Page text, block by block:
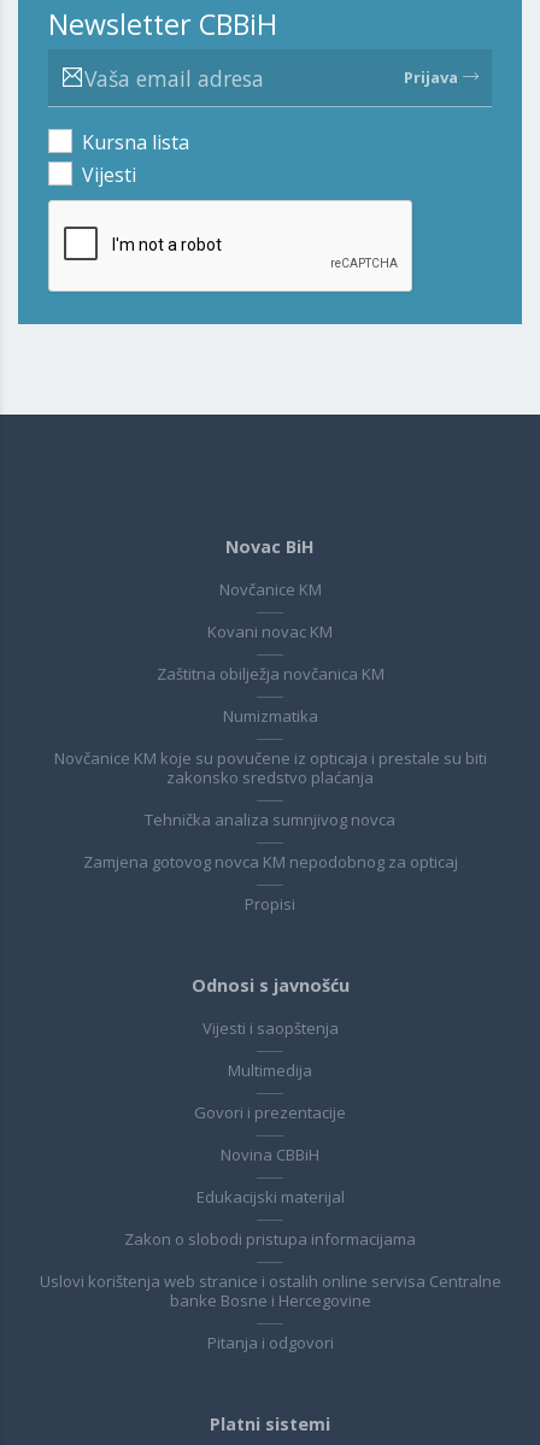
Newsletter CBBiH
Prijava
Kursna lista
Vijesti
Novac BiH
Novčanice KM
Kovani novac KM
Zaštitna obilježja novčanica KM
Numizmatika
Novčanice KM koje su povučene iz opticaja i prestale su biti
zakonsko sredstvo plaćanja
Tehnička analiza sumnjivog novca
Zamjena gotovog novca KM nepodobnog za opticaj
Propisi
Odnosi s javnošću
Vijesti i saopštenja
Multimedija
Govori i prezentacije
Novina CBBiH
Edukacijski materijal
Zakon o slobodi pristupa informacijama
Uslovi korištenja web stranice i ostalih online servisa Centralne
banke Bosne i Hercegovine
Pitanja i odgovori
Platni sistemi